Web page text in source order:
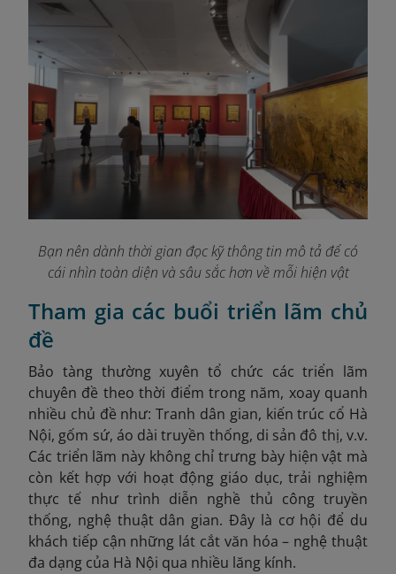
Bạn nên dành thời gian đọc kỹ thông tin mô tả để có
cái nhìn toàn diện và sâu sắc hơn về mỗi hiện vật
Tham gia các buổi triển lãm chủ
đề
Bảo tàng thường xuyên tổ chức các triển lãm
chuyên đề theo thời điểm trong năm, xoay quanh
nhiều chủ đề như: Tranh dân gian, kiến trúc cổ Hà
Nội, gốm sứ, áo dài truyền thống, di sản đô thị, v.v.
Các triển lãm này không chỉ trưng bày hiện vật mà
còn kết hợp với hoạt động giáo dục, trải nghiệm
thực tế như trình diễn nghề thủ công truyền
thống, nghệ thuật dân gian. Đây là cơ hội để du
khách tiếp cận những lát cắt văn hóa – nghệ thuật
đa dạng của Hà Nội qua nhiều lăng kính.